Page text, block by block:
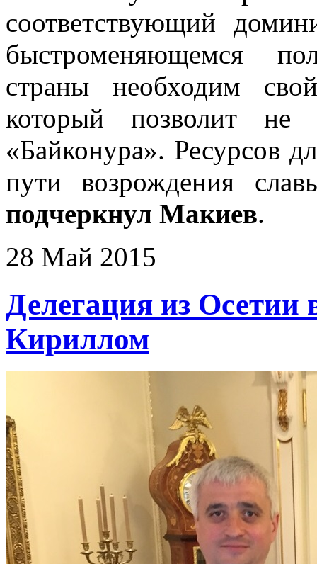
соответствующий
быстроменяющемся
страны необходим
который позволит не
«Байконура». Ресурсов
пути возрождения
подчеркнул Макиев.
28 Май 2015
Делегация из Осетии
Кириллом